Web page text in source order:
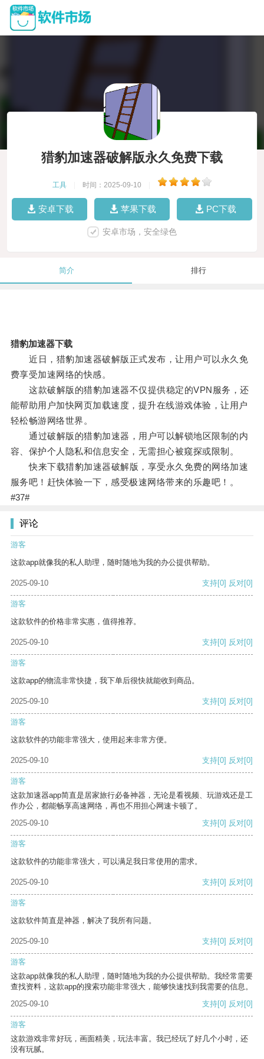
猎豹加速器破解版永久免费下载
工具 时间：2025-09-10
安卓下载 苹果下载 PC下载
安卓市场，安全绿色
简介 排行
猎豹加速器下载
近日，猎豹加速器破解版正式发布，让用户可以永久免
费享受加速网络的快感。
这款破解版的猎豹加速器不仅提供稳定的VPN服务，还
能帮助用户加快网页加载速度，提升在线游戏体验，让用户
轻松畅游网络世界。
通过破解版的猎豹加速器，用户可以解锁地区限制的内
容、保护个人隐私和信息安全，无需担心被窥探或限制。
快来下载猎豹加速器破解版，享受永久免费的网络加速
服务吧！赶快体验一下，感受极速网络带来的乐趣吧！。
#37#
评论
游客
这款app就像我的私人助理，随时随地为我的办公提供帮助。
2025-09-10 支持[0] 反对[0]
游客
这款软件的价格非常实惠，值得推荐。
2025-09-10 支持[0] 反对[0]
游客
这款app的物流非常快捷，我下单后很快就能收到商品。
2025-09-10 支持[0] 反对[0]
游客
这款软件的功能非常强大，使用起来非常方便。
2025-09-10 支持[0] 反对[0]
游客
这款加速器app简直是居家旅行必备神器，无论是看视频、玩游戏还是工
作办公，都能畅享高速网络，再也不用担心网速卡顿了。
2025-09-10
支持[0] 反对[0]
游客
这款软件的功能非常强大，可以满足我日常使用的需求。
2025-09-10 支持[0] 反对[0]
游客
这款软件简直是神器，解决了我所有问题。
2025-09-10 支持[0] 反对[0]
游客
这款app就像我的私人助理，随时随地为我的办公提供帮助。我经常需要
查找资料，这款app的搜索功能非常强大，能够快速找到我需要的信息。
2025-09-10
支持[0] 反对[0]
游客
这款游戏非常好玩，画面精美，玩法丰富。我已经玩了好几个小时，还
没有玩腻。